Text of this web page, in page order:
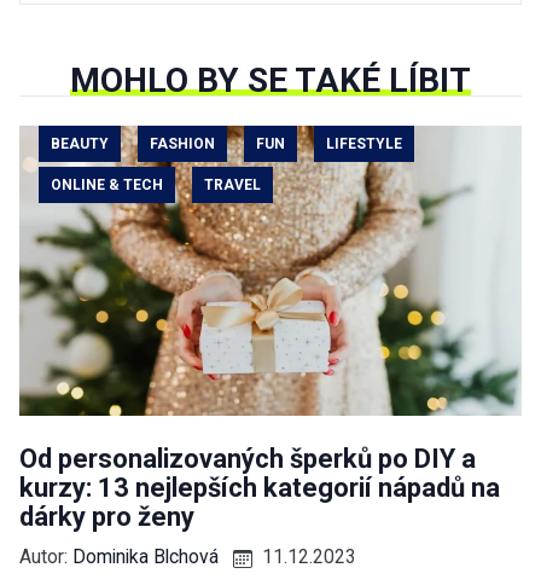
MOHLO BY SE TAKÉ LÍBIT
BEAUTY FASHION FUN LIFESTYLE
ONLINE & TECH TRAVEL
Od personalizovaných šperků po DIY a
kurzy: 13 nejlepších kategorií nápadů na
dárky pro ženy
Autor: Dominika Blchová
11.12.2023